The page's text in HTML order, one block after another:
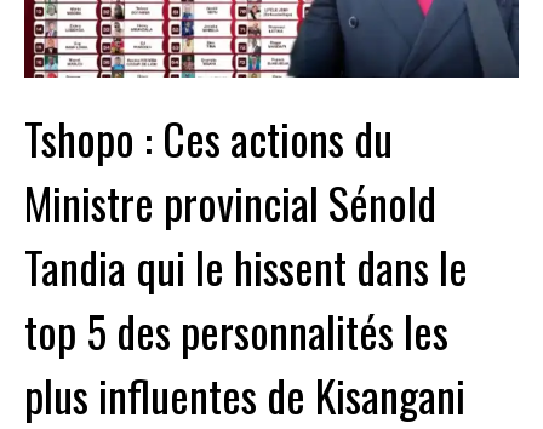
Tshopo : Ces actions du
Ministre provincial Sénold
Tandia qui le hissent dans le
top 5 des personnalités les
plus influentes de Kisangani